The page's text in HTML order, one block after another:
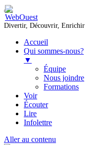
Divertir, Découvrir, Enrichir
Accueil
Qui sommes-nous?
▼
Équipe
Nous joindre
Formations
Voir
Écouter
Lire
Infolettre
Aller au contenu